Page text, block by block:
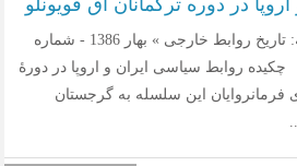
در دوره ترکمانان آق قویونلو
نویسنده: ططری،علی؛ مجله: تاریخ روابط خارجی » بهار 1386 - شماره
(23 صفحه - از 18 تا 40) چکیده روابط سیاسی ایران و اروپا در دورۀ
فرمانروایان این سلسله به گرجستان